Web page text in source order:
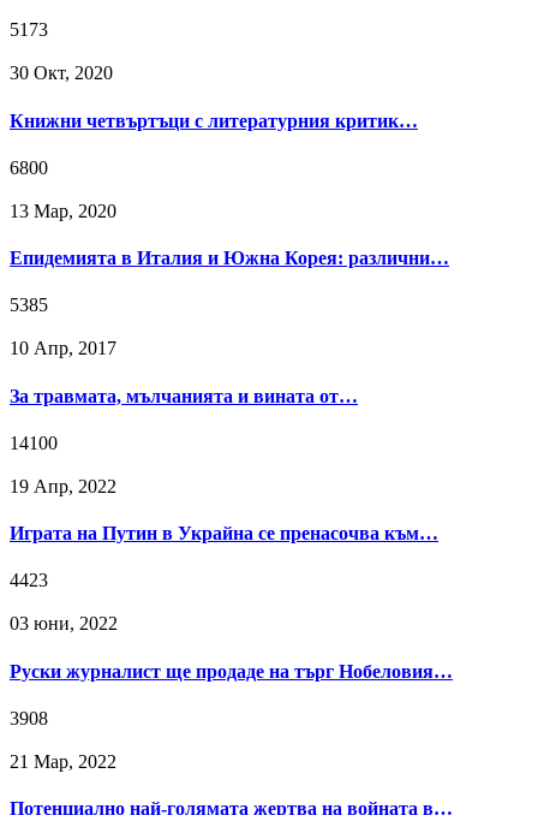
5173
30 Окт, 2020
Книжни четвъртъци с литературния критик…
6800
13 Мар, 2020
Епидемията в Италия и Южна Корея: различни…
5385
10 Апр, 2017
За травмата, мълчанията и вината от…
14100
19 Апр, 2022
Играта на Путин в Украйна се пренасочва към…
4423
03 юни, 2022
Руски журналист ще продаде на търг Нобеловия…
3908
21 Мар, 2022
Потенциално най-голямата жертва на войната в…